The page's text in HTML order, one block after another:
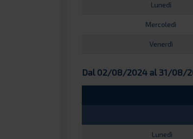
Lunedì
Mercoledì
Venerdì
Dal 02/08/2024 al 31/08/
Lunedì